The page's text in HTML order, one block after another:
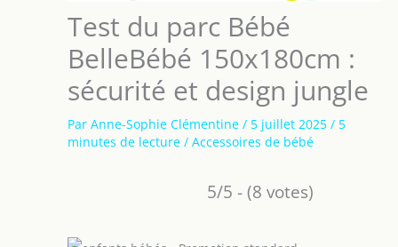
Test du parc Bébé
BelleBébé 150x180cm :
sécurité et design jungle
Par Anne-Sophie Clémentine / 5 juillet 2025 / 5
minutes de lecture / Accessoires de bébé
5/5 - (8 votes)